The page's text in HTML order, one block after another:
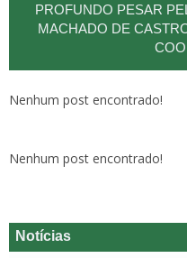
PROFUNDO PESAR
MACHADO DE
Nenhum post encontrado!
Nenhum post encontrado!
Notícias